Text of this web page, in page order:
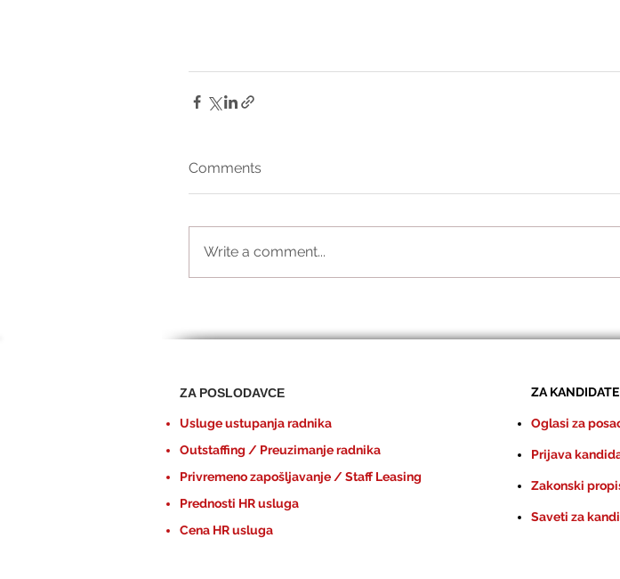
Comments
Write a comment...
ZA POSLODAVCE
Usluge ustupanja radnika
Outstaffing / Preuzimanje radnika
Privremeno zapošljavanje / Staff Leasing
Prednosti HR usluga
Cena HR usluga
ZA KANDIDATE
Oglasi za
Prijava
Zakonski
Saveti za